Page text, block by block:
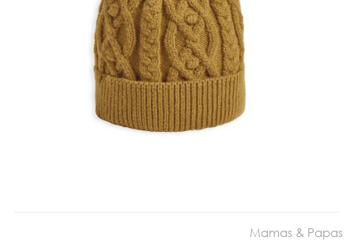
Mamas & Papas